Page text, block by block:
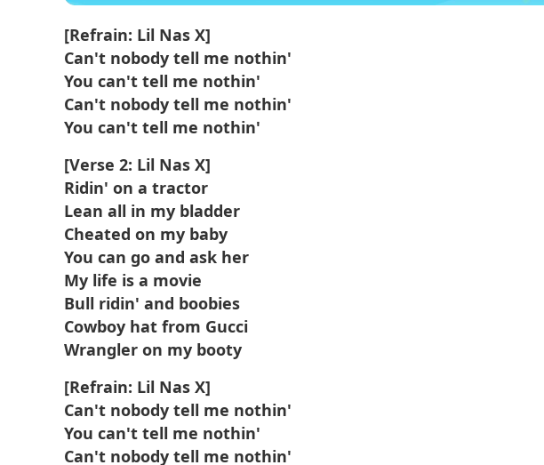
[Refrain: Lil Nas X]
Can't nobody tell me nothin'
You can't tell me nothin'
Can't nobody tell me nothin'
You can't tell me nothin'
[Verse 2: Lil Nas X]
Ridin' on a tractor
Lean all in my bladder
Cheated on my baby
You can go and ask her
My life is a movie
Bull ridin' and boobies
Cowboy hat from Gucci
Wrangler on my booty
[Refrain: Lil Nas X]
Can't nobody tell me nothin'
You can't tell me nothin'
Can't nobody tell me nothin'